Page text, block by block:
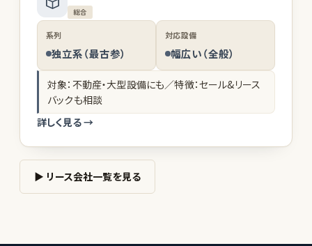
総合
系列
独立系（最古参）
対応設備
幅広い（全般）
対象：不動産・大型設備にも／特徴：セール&リース
バックも相談
詳しく見る →
▶ リース会社一覧を見る